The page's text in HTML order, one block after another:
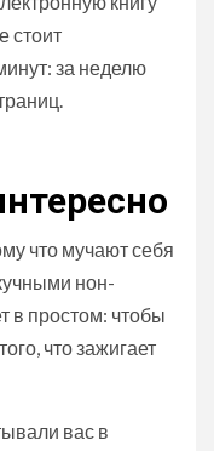
стоит
за неделю
что мучают себя
нон-
в простом: чтобы
что зажигает
вас в